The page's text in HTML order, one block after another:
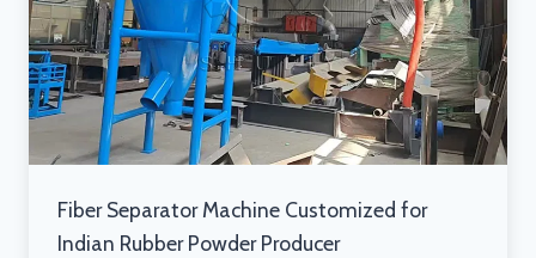
Fiber Separator Machine Customized for
Indian Rubber Powder Producer